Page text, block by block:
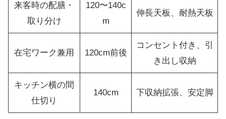
来客時の配膳・
取り分け
120〜140c
m
伸長天板、耐熱天板
在宅ワーク兼用 120cm前後
コンセント付き、引
き出し収納
キッチン横の間
仕切り
140cm 下収納拡張、安定脚